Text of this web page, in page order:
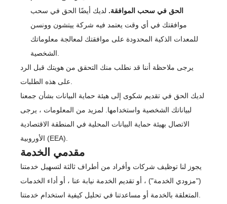
الحق في سحب الموافقة. لديك أيضًا الحق في سحب
موافقتك في أي وقت يعتمد فيه شركة ييتشون وونسن
للمعدات الذكية المحدودة على موافقتك لمعالجة معلوماتك
يرجى ملاحظة أننا قد نطلب منك التحقق من هويتك قبل الرد
لديك الحق في تقديم شكوى إلى هيئة حماية البيانات بشأن جمعنا
لبياناتك الشخصية واستخدامها. لمزيد من المعلومات ، يرجى
الاتصال بهيئة حماية البيانات المحلية في المنطقة الاقتصادية
الأوروبية (EEA).
مقدمي الخدمة
يجوز لنا توظيف شركات وأفراد من أطراف ثالثة لتسهيل خدمتنا
("مزودي الخدمة") ، أو تقديم الخدمة نيابة عنا ، أو أداء الخدمات